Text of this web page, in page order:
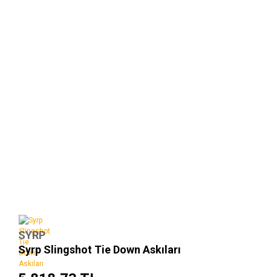
SYRP
Syrp Slingshot Tie Down Askıları